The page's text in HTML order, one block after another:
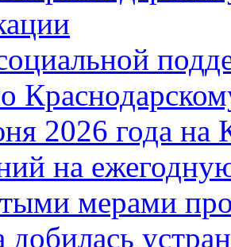
2026 года на
на
мерами
добилась